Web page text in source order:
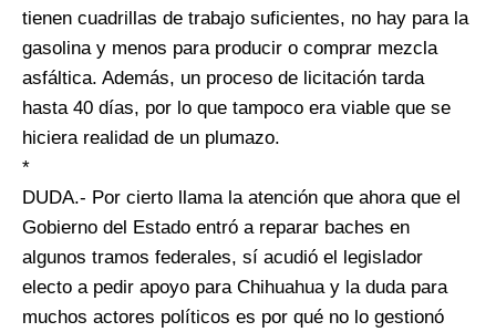
tienen cuadrillas de trabajo suficientes, no hay para la
gasolina y menos para producir o comprar mezcla
asfáltica. Además, un proceso de licitación tarda
hasta 40 días, por lo que tampoco era viable que se
hiciera realidad de un plumazo.
*
DUDA.- Por cierto llama la atención que ahora que el
Gobierno del Estado entró a reparar baches en
algunos tramos federales, sí acudió el legislador
electo a pedir apoyo para Chihuahua y la duda para
muchos actores políticos es por qué no lo gestionó